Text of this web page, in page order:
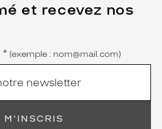
et recevez nos
* (exemple : nom@mail.com)
M'INSCRIS